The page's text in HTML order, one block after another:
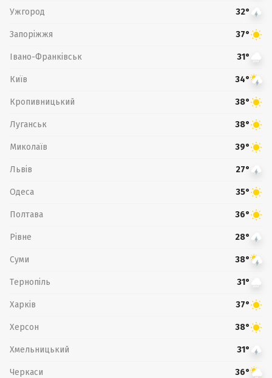
Ужгород 32°
Запоріжжя 37°
Івано-Франківськ 31°
Київ 34°
Кропивницький 38°
Луганськ 38°
Миколаїв 39°
Львів 27°
Одеса 35°
Полтава 36°
Рівне 28°
Суми 38°
Тернопіль 31°
Харків 37°
Херсон 38°
Хмельницький 31°
Черкаси 36°